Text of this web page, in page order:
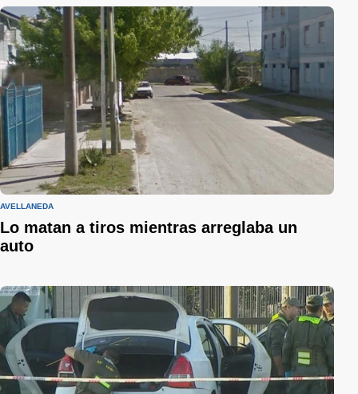
AVELLANEDA
Lo matan a tiros mientras arreglaba un
auto